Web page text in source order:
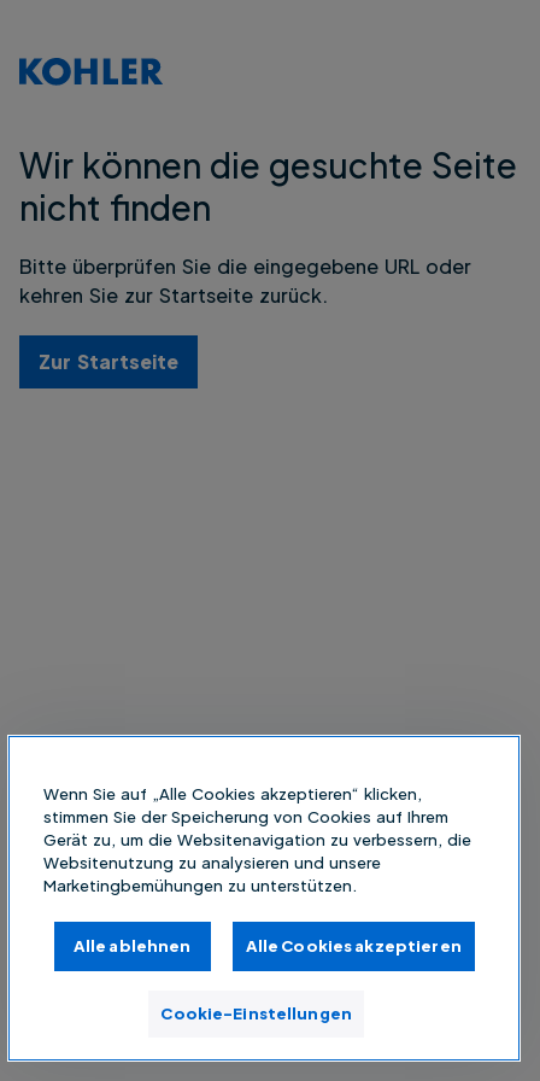
Wir können die gesuchte Seite
nicht finden
Bitte überprüfen Sie die eingegebene URL oder
kehren Sie zur Startseite zurück.
Zur Startseite
Wenn Sie auf „Alle Cookies akzeptieren“ klicken,
stimmen Sie der Speicherung von Cookies auf Ihrem
Gerät zu, um die Websitenavigation zu verbessern, die
Websitenutzung zu analysieren und unsere
Marketingbemühungen zu unterstützen.
Alle ablehnen Alle Cookies akzeptieren
Cookie-Einstellungen